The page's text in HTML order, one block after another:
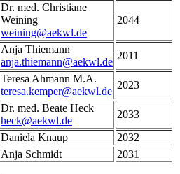
Dr. med. Christiane
Weining
weining@aekwl.de
2044
Anja Thiemann
anja.thiemann@aekwl.de
2011
Teresa Ahmann M.A.
teresa.kemper@aekwl.de
2023
Dr. med. Beate Heck
heck@aekwl.de
2033
Daniela Knaup
2032
Anja Schmidt
2031